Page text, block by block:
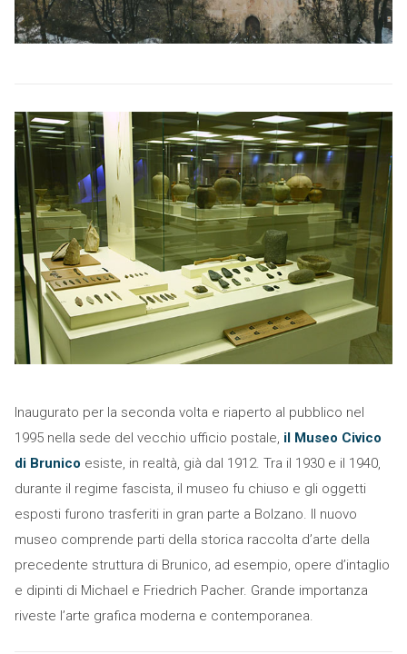
Inaugurato per la seconda volta e riaperto al pubblico nel
1995 nella sede del vecchio ufficio postale, il Museo Civico
di Brunico esiste, in realtà, già dal 1912. Tra il 1930 e il 1940,
durante il regime fascista, il museo fu chiuso e gli oggetti
esposti furono trasferiti in gran parte a Bolzano. Il nuovo
museo comprende parti della storica raccolta d’arte della
precedente struttura di Brunico, ad esempio, opere d’intaglio
e dipinti di Michael e Friedrich Pacher. Grande importanza
riveste l’arte grafica moderna e contemporanea.